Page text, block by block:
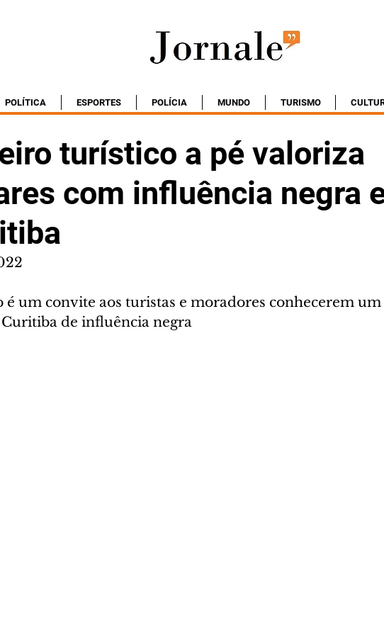
POLÍTICA ESPORTES POLÍCIA MUNDO TURISMO
turístico a pé valoriza
com influência negra
Curitiba de influência negra